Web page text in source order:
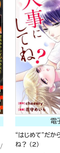
電
“はじめて”だか
ね？ （2）